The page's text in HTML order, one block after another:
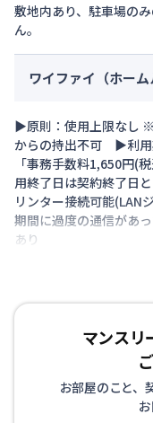
敷地内あり、駐車場の
ん。
ワイファイ（ホーム
▶原則：使用上限な
からの持出不可 ▶利用
「事務手数料1,650円(
用終了日は契約終了日
リンター接続可能
期間に過度の通信があ
あり
マンスリ
お部屋のこと、